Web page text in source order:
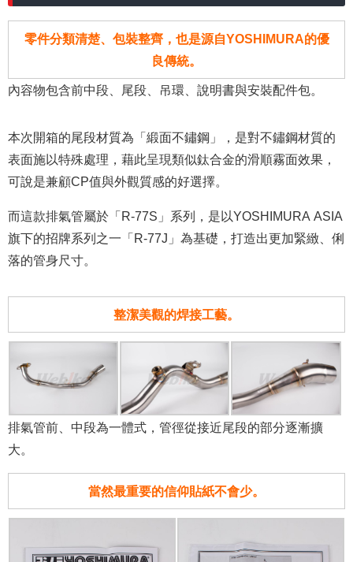
零件分類清楚、包裝整齊，也是源自YOSHIMURA的優
良傳統。
內容物包含前中段、尾段、吊環、說明書與安裝配件包。
本次開箱的尾段材質為「緞面不鏽鋼」，是對不鏽鋼材質的
表面施以特殊處理，藉此呈現類似鈦合金的滑順霧面效果，
可說是兼顧CP值與外觀質感的好選擇。
而這款排氣管屬於「R-77S」系列，是以YOSHIMURA ASIA
旗下的招牌系列之一「R-77J」為基礎，打造出更加緊緻、俐
落的管身尺寸。
整潔美觀的焊接工藝。
排氣管前、中段為一體式，管徑從接近尾段的部分逐漸擴
大。
當然最重要的信仰貼紙不會少。